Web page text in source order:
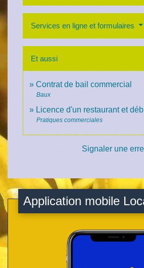
Services en ligne et formulaires
Et aussi
Contrat de bail commercial
Baux
Licence d'un restaurant et
Pratiques commerciales
Signaler une
Application mobile